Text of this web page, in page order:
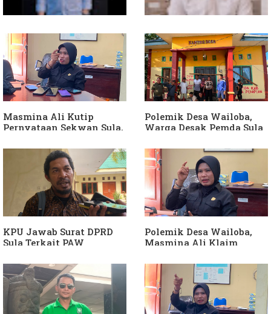
Soal Intervensi Politik,
Langkah Wakil Ketua
Komisi I Bukan
intervensi Politik
Dituding Jadikan
Bendahara Desa Wailoba
sebagai "ATM Berjalan",
Armin Soamole: Harus
Dibuktikan
Masmina Ali Kutip
Pernyataan Sekwan Sula,
Diduga Jadikan
Keponakan "ATM
Berjalan"
Polemik Desa Wailoba,
Warga Desak Pemda Sula
APH Usut Dugaan
Penyimpangan Dana Desa
KPU Jawab Surat DPRD
Sula Terkait PAW
Hanura
Polemik Desa Wailoba,
Masmina Ali Klaim
Keterlibatan Ketua PKB
Sula